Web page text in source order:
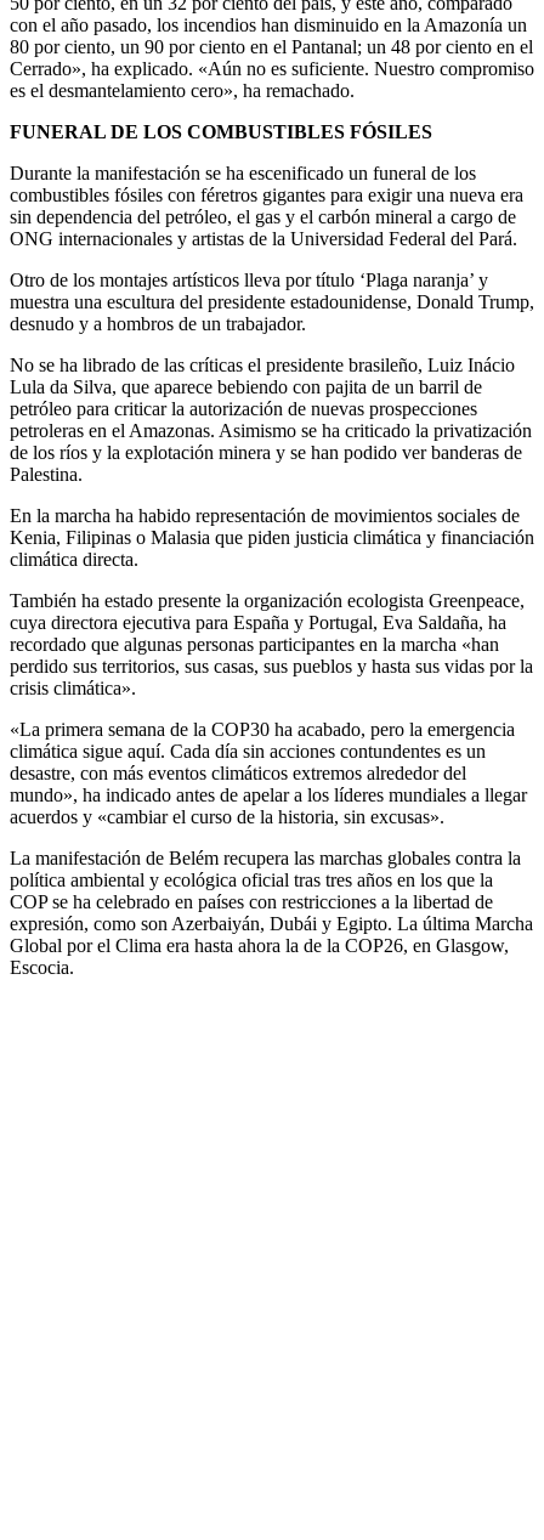
con el año pasado, los incendios han disminuido en la Amazonía un
80 por ciento, un 90 por ciento en el Pantanal; un 48 por ciento en el
Cerrado», ha explicado. «Aún no es suficiente. Nuestro compromiso
es el desmantelamiento cero», ha remachado.
FUNERAL DE LOS COMBUSTIBLES FÓSILES
Durante la manifestación se ha escenificado un funeral de los
combustibles fósiles con féretros gigantes para exigir una nueva era
sin dependencia del petróleo, el gas y el carbón mineral a cargo de
ONG internacionales y artistas de la Universidad Federal del Pará.
Otro de los montajes artísticos lleva por título ‘Plaga naranja’ y
muestra una escultura del presidente estadounidense, Donald Trump,
desnudo y a hombros de un trabajador.
No se ha librado de las críticas el presidente brasileño, Luiz Inácio
Lula da Silva, que aparece bebiendo con pajita de un barril de
petróleo para criticar la autorización de nuevas prospecciones
petroleras en el Amazonas. Asimismo se ha criticado la privatización
de los ríos y la explotación minera y se han podido ver banderas de
Palestina.
En la marcha ha habido representación de movimientos sociales de
Kenia, Filipinas o Malasia que piden justicia climática y financiación
climática directa.
También ha estado presente la organización ecologista Greenpeace,
cuya directora ejecutiva para España y Portugal, Eva Saldaña, ha
recordado que algunas personas participantes en la marcha «han
perdido sus territorios, sus casas, sus pueblos y hasta sus vidas por la
crisis climática».
«La primera semana de la COP30 ha acabado, pero la emergencia
climática sigue aquí. Cada día sin acciones contundentes es un
desastre, con más eventos climáticos extremos alrededor del
mundo», ha indicado antes de apelar a los líderes mundiales a llegar
acuerdos y «cambiar el curso de la historia, sin excusas».
La manifestación de Belém recupera las marchas globales contra la
política ambiental y ecológica oficial tras tres años en los que la
COP se ha celebrado en países con restricciones a la libertad de
expresión, como son Azerbaiyán, Dubái y Egipto. La última Marcha
Global por el Clima era hasta ahora la de la COP26, en Glasgow,
Escocia.